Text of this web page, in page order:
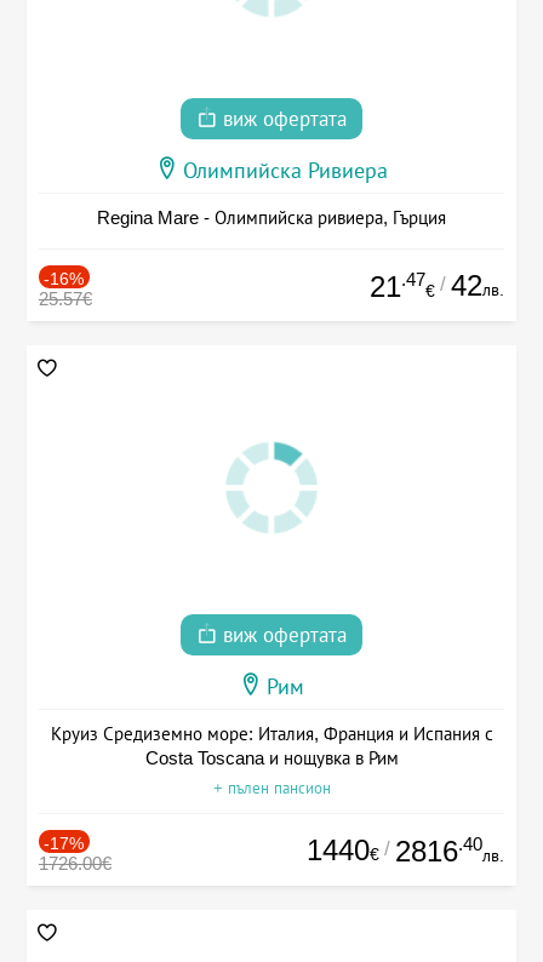
виж офертата
Олимпийска Ривиера
Regina Mare - Олимпийска ривиера, Гърция
-16%
25.57€ 21.47
€ / 42лв.
виж офертата
Рим
Круиз Средиземно море: Италия, Франция и Испания с
Costa Toscana и нощувка в Рим
+ пълен пансион
-17%
1726.00€ 1440€ / 2816.40
лв.